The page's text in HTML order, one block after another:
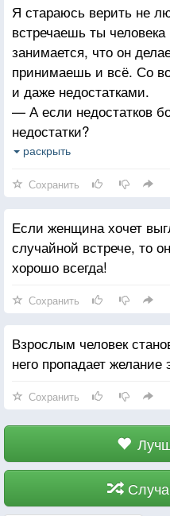
Я стараюсь верить не
встречаешь ты
занимается, что он
принимаешь и всё. Со
и даже недостатками.
— А если недостатков
недостатки?
— Так у всех есть
раскрыть
Сохранить
Если женщина хочет
случайной встрече, то
хорошо всегда!
Сохранить
Взрослым человек
него пропадает желание
Сохранить